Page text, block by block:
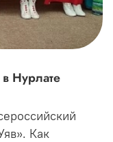
Нурлате
Как